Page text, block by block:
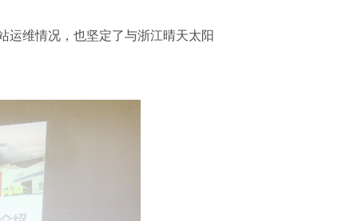
维情况，也坚定了与浙江晴天太阳